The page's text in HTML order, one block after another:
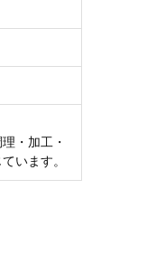
・加工・
います。